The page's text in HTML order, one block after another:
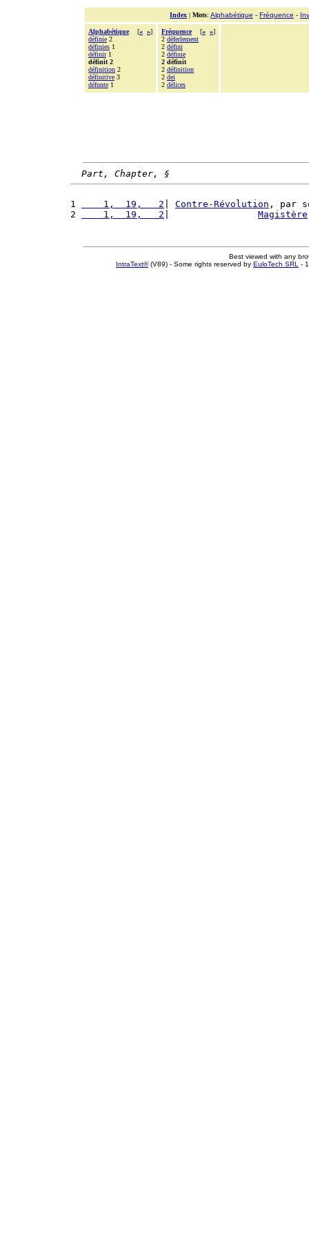
Index | Mots: Alphabétique - Fréquence -
Alphabétique [« »]
définie 2
définies 1
définir1
définit 2
définition 2
définitive 3
défunte 1
Fréquence [« »]
2 déferlement
2 défini
2 définie
2 définit
2 définition
2 dei
2 délices
Part, Chapter, §
1
    1,  19,   2
Contre-Révolution , par
2
    1,  19,   2
Magistère
Best viewed with any
IntraText®(V89) - Some rights reserved by EuloTech SRL -